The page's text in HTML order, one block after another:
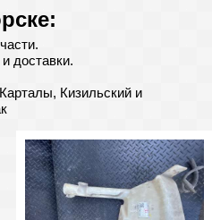
доставки.
Кизильский и